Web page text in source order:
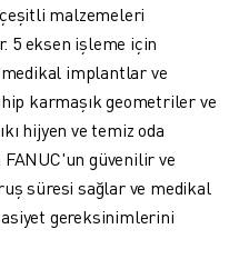
malzemeleri
5 eksen işleme için
implantlar ve
karmaşık geometriler ve
hijyen ve temiz oda
güvenilir ve
süresi sağlar ve medikal
gereksinimlerini